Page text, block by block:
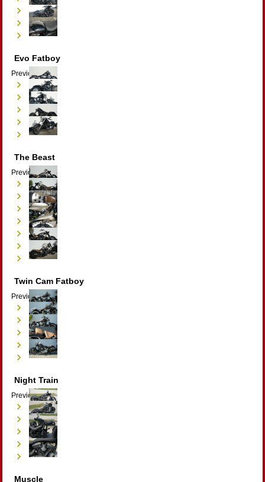
Evo Fatboy
Previous Next
The Beast
Previous Next
Twin Cam Fatboy
Previous Next
Night Train
Previous Next
Muscle